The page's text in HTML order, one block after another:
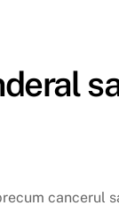
cancerul